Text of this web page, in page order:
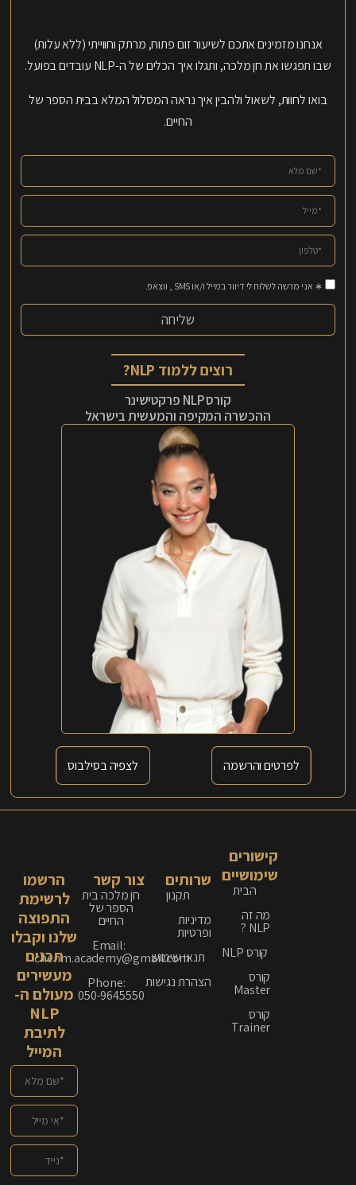
אנחנו מזמינים אתכם לשיעור זום פתוח, מרתק וחווייתי (ללא עלות)
שבו תפגשו את חן מלכה, ותגלו איך הכלים של ה-NLP עובדים בפועל.
בואו לחוות, לשאול ולהבין איך נראה המסלול המלא בבית הספר של
החיים.
∗ אני מרשה לשלוח לי דיוור במייל ו/או SMS , ווצאפ.
שליחה
רוצים ללמוד NLP?
קורס NLP פרקטישינר
ההכשרה המקיפה והמעשית בישראל
לפרטים והרשמה לצפיה בסילבוס
קישורים
שימושיים
הבית
מה זה
NLP ?
קורס NLP
קורס
Master
קורס
Trainer
שרותים
תקנון
מדיניות
ופרטיות
תנאי שימוש
הצהרת נגישות
צור קשר
חן מלכה בית
הספר של
החיים
Email:
chenm.academy@gmail.com
Phone:
050-9645550
הרשמו
לרשימת
התפוצה
שלנו וקבלו
תכנים
מעשירים
מעולם ה-
NLP
לתיבת
המייל